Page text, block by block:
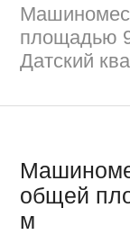
площадью
Датский
общей
м